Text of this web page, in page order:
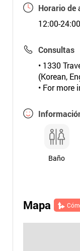
Horario de
12:00-
Consultas
• 1330
(Korean,
• For more
Baño
Mapa